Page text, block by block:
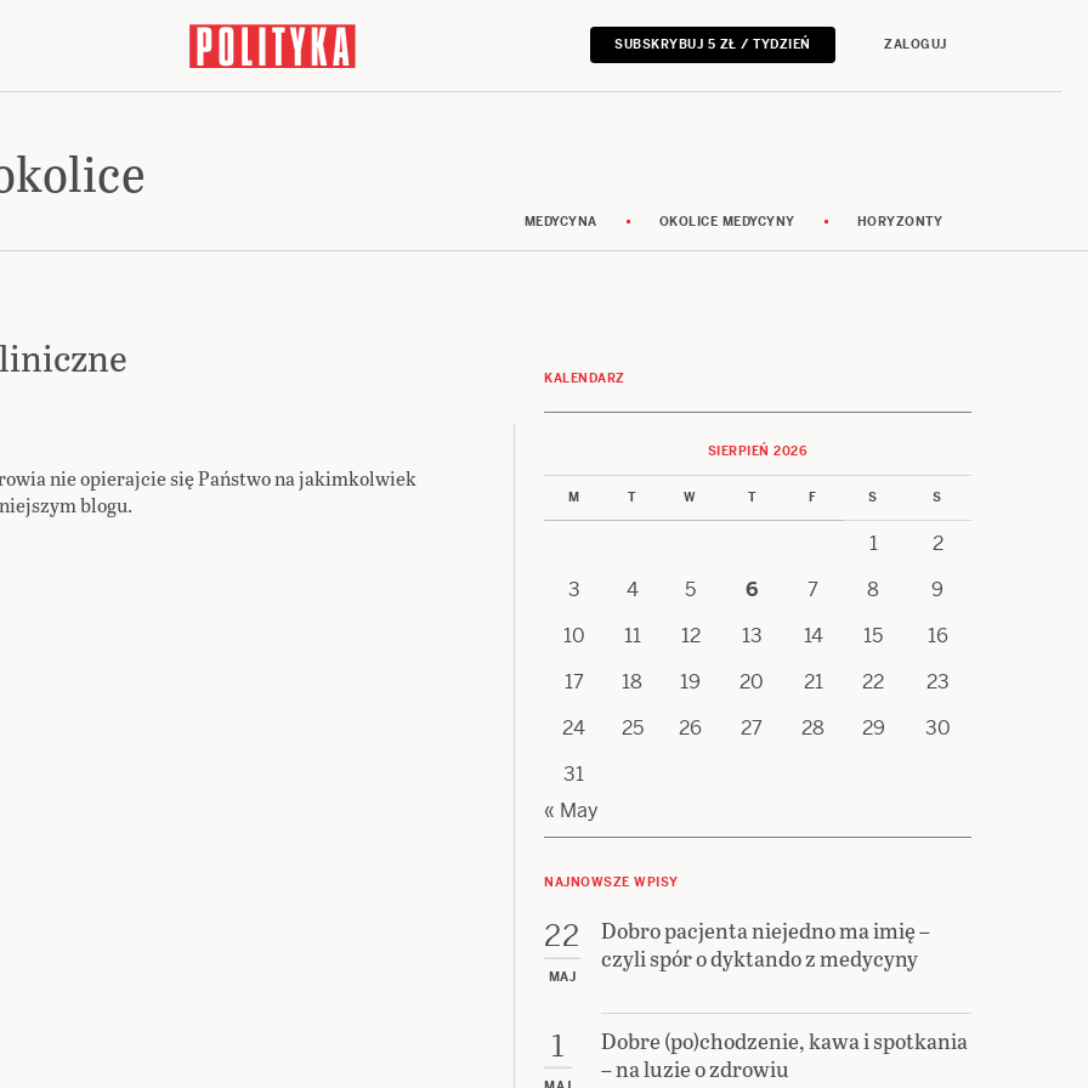
SUBSKRYBUJ 5 ZŁ / TYDZIEŃ ZALOGUJ
MEDYCYNA OKOLICE MEDYCYNY HORYZONTY
nie opierajcie się Państwo na jakimkolwiek
blogu.
KALENDARZ
SIERPIEŃ 2026
M T W T F S S
1
2
3
4 5 6 7 8
9
10
11 12 13 14 15
16
17
18 19 20 21 22
23
24
25 26 27 28 29
30
31
« May
NAJNOWSZE WPISY
22
MAJ
Dobro pacjenta niejedno ma imię –
czyli spór o dyktando z medycyny
1
Dobre (po)chodzenie, kawa i spotkania
– na luzie o zdrowiu